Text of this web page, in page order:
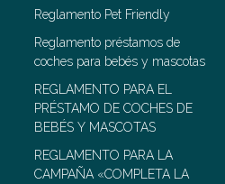
Reglamento Pet Friendly
Reglamento préstamos de
coches para bebés y mascotas
REGLAMENTO PARA EL
PRÉSTAMO DE COCHES DE
BEBÉS Y MASCOTAS
REGLAMENTO PARA LA
CAMPAÑA «COMPLETA LA